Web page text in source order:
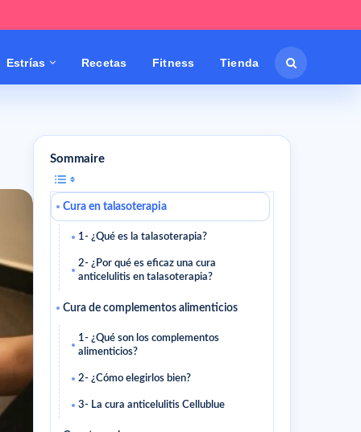
Estrías Recetas Fitness Tienda
Sommaire
Cura en talasoterapia
1- ¿Qué es la talasoterapia?
2- ¿Por qué es eficaz una cura
anticelulitis en talasoterapia?
Cura de complementos alimenticios
1- ¿Qué son los complementos
alimenticios?
2- ¿Cómo elegirlos bien?
3- La cura anticelulitis Cellublue